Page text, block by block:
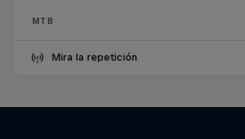
MTB
Mira la repetición